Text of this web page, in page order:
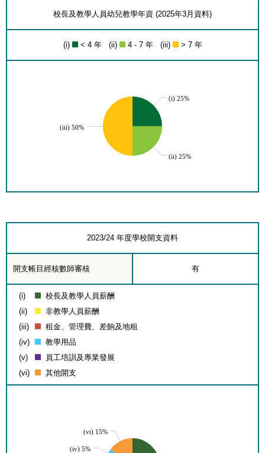
校長及教學人員幼兒教學年資 (2025年3月資料)
(i) < 4 年 (ii) 4 - 7 年 (iii) > 7 年
(iii) 50%
(i) 25%
(ii) 25%
2023/24 年度學校開支資料
開支帳目經核數師審核 有
(i)
校長及教學人員薪酬
(ii)
非教學人員薪酬
(iii)
租金、管理費、差餉及地租
(iv)
教學用品
(v)
員工培訓及專業發展
(vi)
其他開支
(vi) 15%
(iv) 5%